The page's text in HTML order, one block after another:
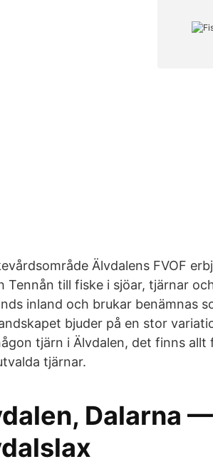
Älvdalens FVOF
till fiske i sjöar, tjärnar
inland och brukar benämnas
bjuder på en stor
tjärn i Älvdalen, det finns allt
tjärnar.
Dalarna —